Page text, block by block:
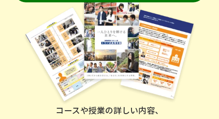
コースや授業の詳しい内容、